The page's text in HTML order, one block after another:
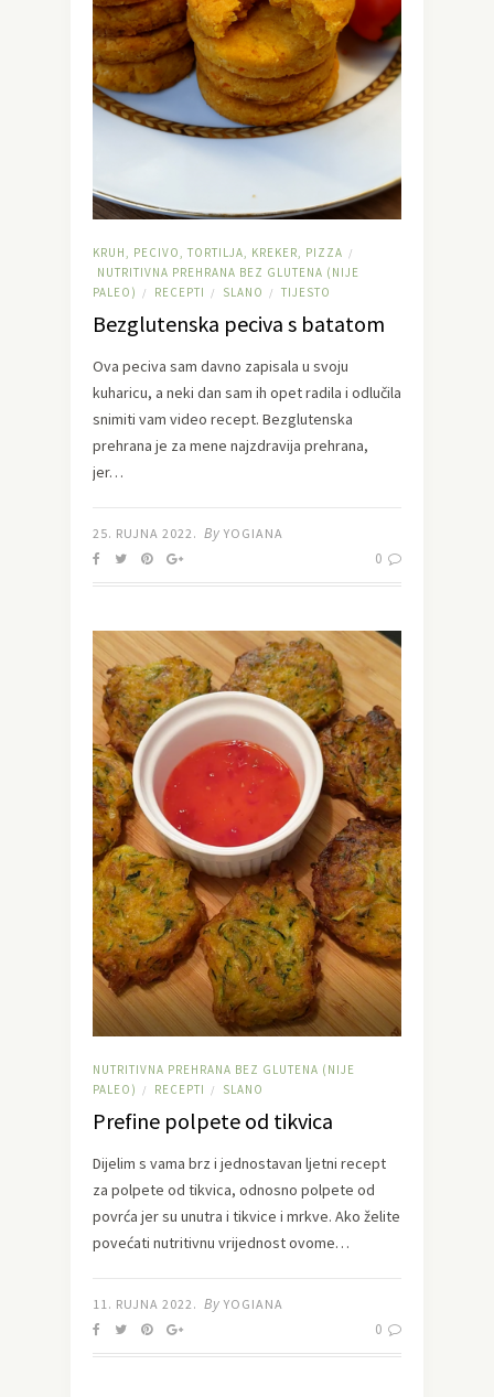
KRUH, PECIVO, TORTILJA, KREKER, PIZZA /
NUTRITIVNA PREHRANA BEZ GLUTENA (NIJE
PALEO)
/ RECEPTI / SLANO / TIJESTO
Bezglutenska peciva s batatom
Ova peciva sam davno zapisala u svoju
kuharicu, a neki dan sam ih opet radila i odlučila
snimiti vam video recept. Bezglutenska
prehrana je za mene najzdravija prehrana,
jer…
25. RUJNA 2022. By YOGIANA
0
NUTRITIVNA PREHRANA BEZ GLUTENA (NIJE
PALEO)
/ RECEPTI / SLANO
Prefine polpete od tikvica
Dijelim s vama brz i jednostavan ljetni recept
za polpete od tikvica, odnosno polpete od
povrća jer su unutra i tikvice i mrkve. Ako želite
povećati nutritivnu vrijednost ovome…
11. RUJNA 2022. By YOGIANA
0